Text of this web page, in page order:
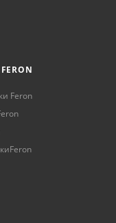
Feron